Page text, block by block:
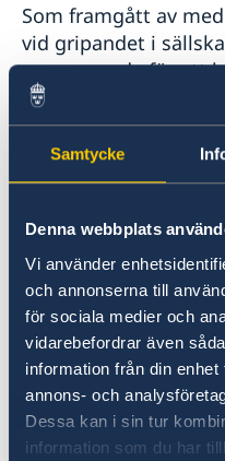
Samtycke
Denna webbplats
Vi använder
och annonserna till
för sociala medier och
vidarebefordrar även
information från din
annons- och
Dessa kan i sin tur
information som du har
Som framgått av
vid gripandet i
som agerade för att
medborgare i behov
enligt
som ger oss rätt att
konsulärt stöd.
De kinesiska
tillfällen försäkrat
fri man sedan han
straff för ett
ha de kontakter som
medborgare.
Vi förväntar oss att